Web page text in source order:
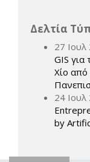
Δελτία
27 Ιουλ
GIS για
Χίο
24 Ιουλ
by